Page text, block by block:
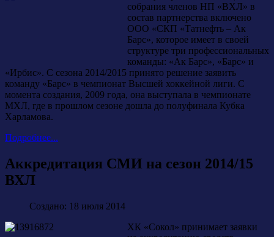
собрания членов НП «ВХЛ» в
состав партнерства включено
ООО «СКП «Татнефть – Ак
Барс», которое имеет в своей
структуре три профессиональных
команды: «Ак Барс», «Барс» и
«Ирбис». С сезона 2014/2015 принято решение заявить
команду «Барс» в чемпионат Высшей хоккейной лиги. С
момента создания, 2009 года, она выступала в чемпионате
МХЛ, где в прошлом сезоне дошла до полуфинала Кубка
Харламова.
Подробнее...
Аккредитация СМИ на сезон 2014/15
ВХЛ
Создано: 18 июля 2014
ХК «Сокол» принимает заявки